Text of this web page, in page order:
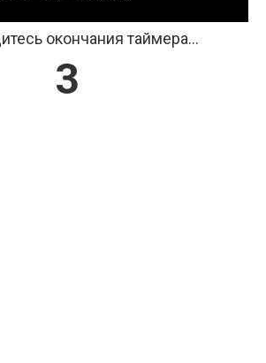
окончания таймера...
2